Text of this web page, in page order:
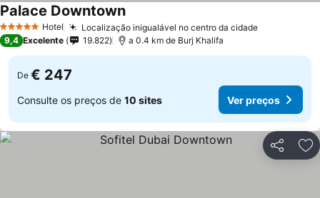
5 Estrelas Hotel Localização inigualável no centro da cidade
Palace Downtown
9,4 Excelente 19.822 a 0.4 km de Burj Khalifa
De € 247
Consulte os preços de 10 sites Ver preços
Partilhar